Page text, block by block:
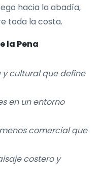
hacia la abadía,
toda la costa.
la Pena
cultural que define
en un entorno
comercial que
costero y